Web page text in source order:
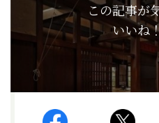
この記事が
いいね